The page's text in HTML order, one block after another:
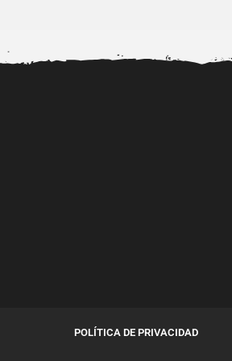
POLÍTICA DE PRIVACIDAD